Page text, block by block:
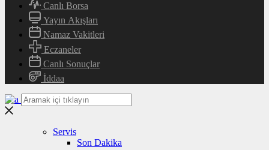
Canlı Borsa
Yayın Akışları
Namaz Vakitleri
Eczaneler
Canlı Sonuçlar
İddaa
Servis
Son Dakika